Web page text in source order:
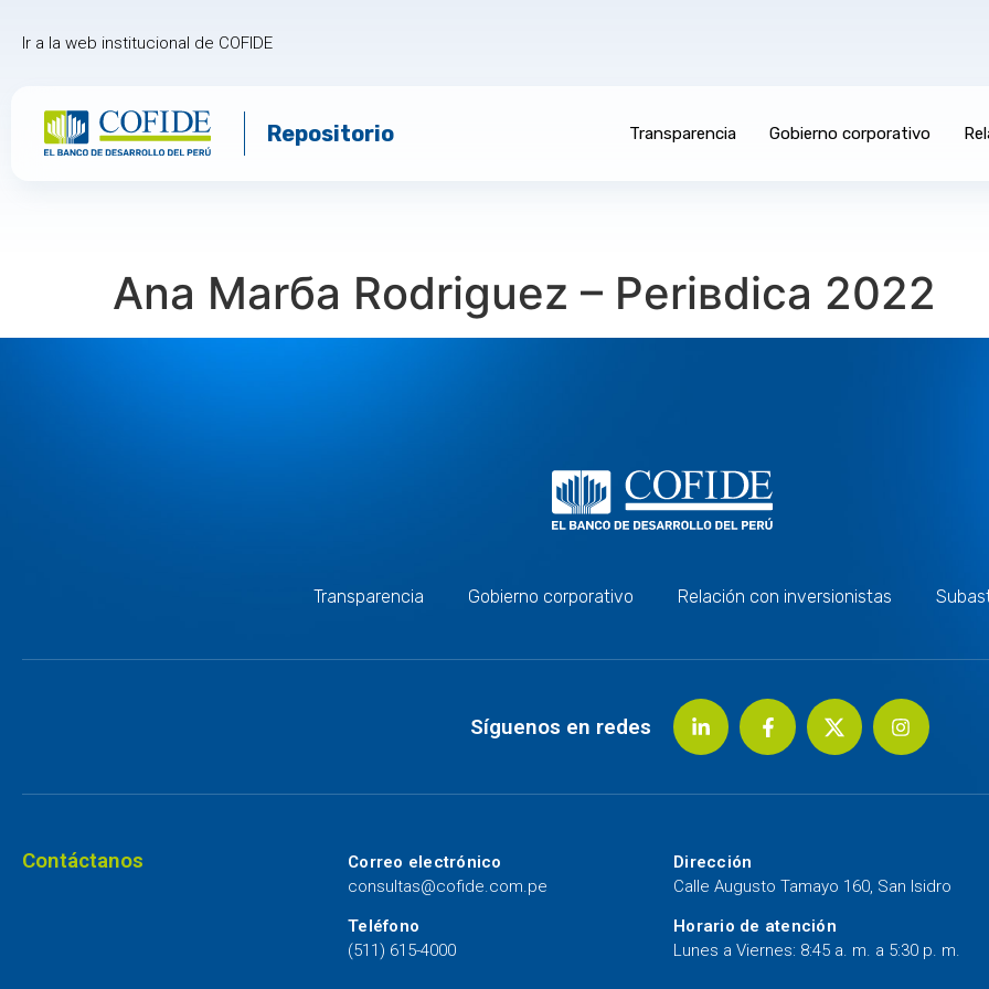
Ir a la web institucional de COFIDE
Repositorio Transparencia Gobierno corporativo
Ana Marбa Rodriguez – Periвdica 2022
Transparencia Gobierno corporativo Relación con inversionistas
Síguenos en redes
Contáctanos
Correo electrónico
consultas@cofide.com.pe
Teléfono
(511) 615-4000
Dirección
Calle Augusto Tamayo 160, San Isidro
Horario de atención
Lunes a Viernes: 8:45 a. m. a 5:30 p. m.